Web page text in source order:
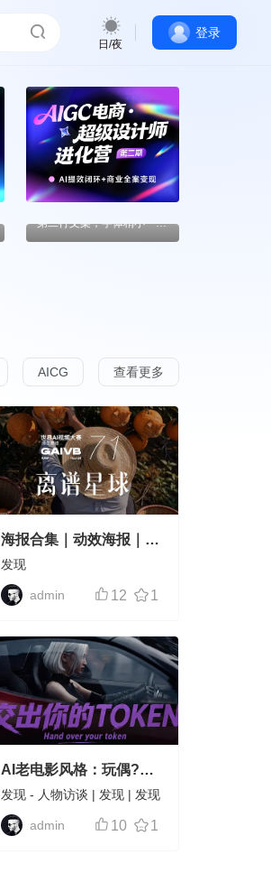
日/夜
登录
第一行文案，字体稍
大一点
第二行文案，字体稍小一点（支持html，注意代码规范）
查看更多
AICG
海报合集｜动效海报｜
MG动画
发现
admin 12 1
AI老电影风格：玩偶?在
演我？！
发现- 人物访谈 | 发现| 发现
-TVC广告
admin
10 1